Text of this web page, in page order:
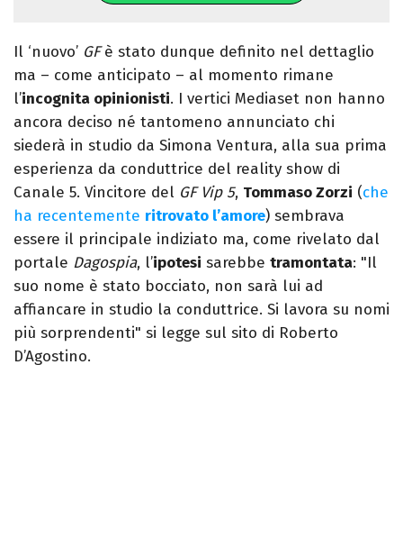
Il ‘nuovo’ GFè stato dunque definito nel dettaglio
ma – come anticipato – al momento rimane
l’incognita opinionisti. I vertici Mediaset non hanno
ancora deciso né tantomeno annunciato chi
siederà in studio da Simona Ventura, alla sua prima
esperienza da conduttrice del reality show di
Canale 5. Vincitore del GF Vip 5, Tommaso Zorzi (che
ha recentemente ritrovato l’amore) sembrava
essere il principale indiziato ma, come rivelato dal
portale Dagospia, l’ipotesi sarebbe tramontata: "Il
suo nome è stato bocciato, non sarà lui ad
affiancare in studio la conduttrice. Si lavora su nomi
più sorprendenti" si legge sul sito di Roberto
D’Agostino.